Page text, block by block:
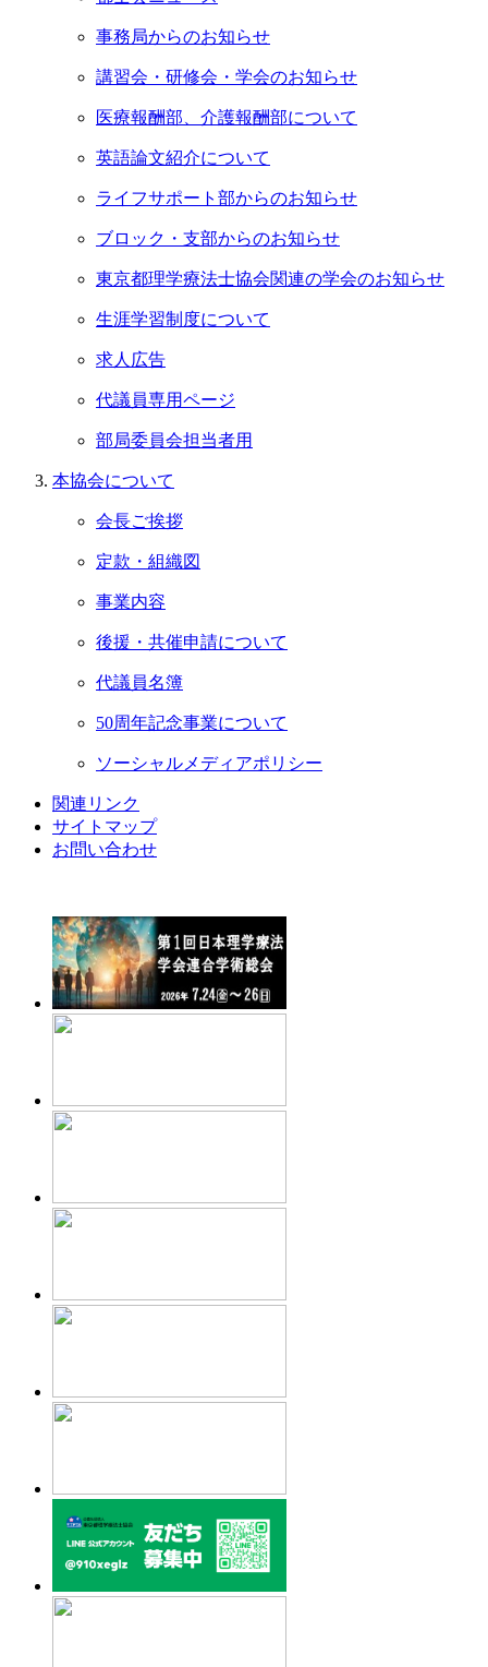
事務局からのお知らせ
講習会・研修会・学会のお知らせ
医療報酬部、介護報酬部について
英語論文紹介について
ライフサポート部からのお知らせ
ブロック・支部からのお知らせ
東京都理学療法士協会関連の学会のお知らせ
生涯学習制度について
求人広告
代議員専用ページ
部局委員会担当者用
本協会について
会長ご挨拶
定款・組織図
事業内容
後援・共催申請について
代議員名簿
50周年記念事業について
ソーシャルメディアポリシー
関連リンク
サイトマップ
お問い合わせ